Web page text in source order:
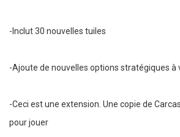
-Inclut 30 nouvelles tuiles
-Ajoute de nouvelles options stratégiques à
-Ceci est une extension. Une copie de
pour jouer